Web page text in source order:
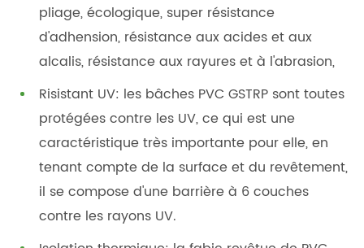
pliage, écologique, super résistance
d'adhension, résistance aux acides et aux
alcalis, résistance aux rayures et à l'abrasion,
Risistant UV: les bâches PVC GSTRP sont toutes
protégées contre les UV, ce qui est une
caractéristique très importante pour elle, en
tenant compte de la surface et du revêtement,
il se compose d'une barrière à 6 couches
contre les rayons UV.